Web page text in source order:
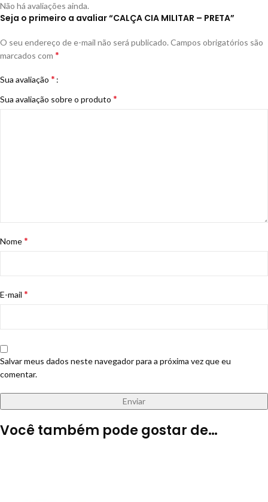
Não há avaliações ainda.
Seja o primeiro a avaliar “CALÇA CIA MILITAR – PRETA”
O seu endereço de e-mail não será publicado. Campos obrigatórios são
marcados com *
Sua avaliação *
Sua avaliação sobre o produto *
Nome*
E-mail *
Salvar meus dados neste navegador para a próxima vez que eu
comentar.
Você também pode gostar de…